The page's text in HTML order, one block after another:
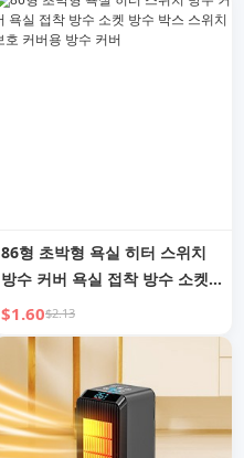
고강도 히터, 실내/실외 작업장
산업용
86형 초박형 욕실 히터 스위치
방수 커버 욕실 접착 방수 소켓
방수 박스 스위치 보호 커버용
방수 커버
$1.60$2.13